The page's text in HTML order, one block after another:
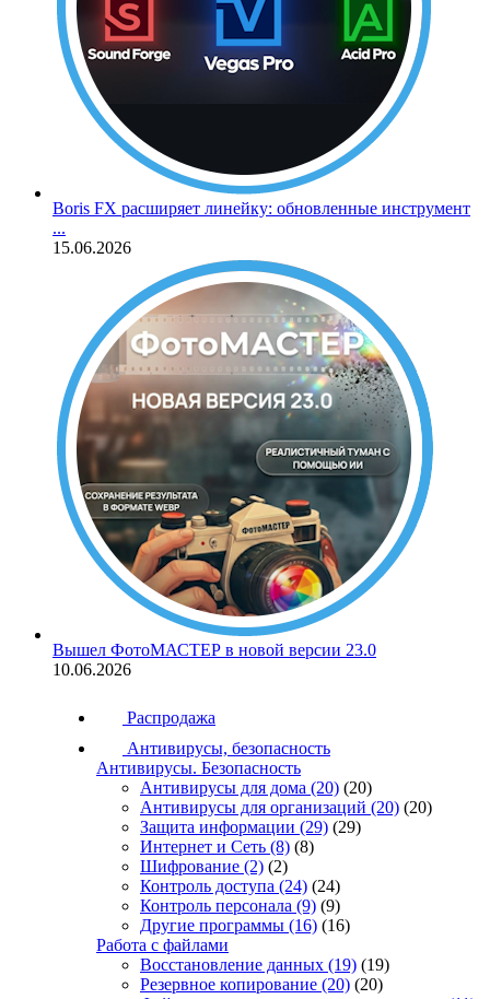
Boris FX расширяет линейку: обновленные инструмент
...
15.06.2026
Вышел ФотоМАСТЕР в новой версии 23.0
10.06.2026
Распродажа
Антивирусы, безопасность
Антивирусы. Безопасность
Антивирусы для дома (20) (20)
Антивирусы для организаций (20) (20)
Защита информации (29) (29)
Интернет и Сеть (8) (8)
Шифрование (2) (2)
Контроль доступа (24) (24)
Контроль персонала (9) (9)
Другие программы (16) (16)
Работа с файлами
Восстановление данных (19) (19)
Резервное копирование (20) (20)